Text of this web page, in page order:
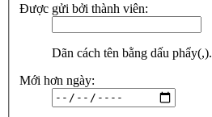
Được gửi bởi thành viên:
Dãn cách tên bằng dấu phẩy(,).
Mới hơn ngày: